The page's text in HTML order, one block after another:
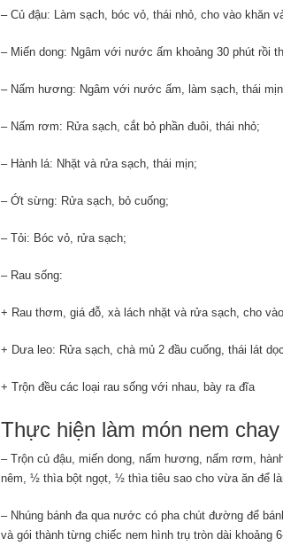
– Củ đậu: Làm sạch, bóc vỏ, thái nhỏ, cho vào khăn
– Miến dong: Ngâm với nước ấm khoảng 30 phút rồi
– Nấm hương: Ngâm với nước ấm, làm sạch, thái
– Nấm rơm: Rửa sạch, cắt bỏ phần đuôi, thái nhỏ;
– Hành lá: Nhặt và rửa sạch, thái mịn;
– Ớt sừng: Rửa sạch, bỏ cuống;
– Tỏi: Bóc vỏ, rửa sạch;
– Rau sống:
+ Rau thơm, giá đỗ, xà lách nhặt và rửa sạch, cho
+ Dưa leo: Rửa sạch, chà mủ 2 đầu cuống, thái lát
+ Trộn đều các loại rau sống với nhau, bày ra đĩa
Thực hiện làm món nem chay
– Trộn củ đậu, miến dong, nấm hương, nấm rơm,
nêm, ½ thìa bột ngọt, ½ thìa tiêu sao cho vừa ăn để
– Nhúng bánh đa qua nước có pha chút đường để
và gói thành từng chiếc nem hình trụ tròn dài khoảng